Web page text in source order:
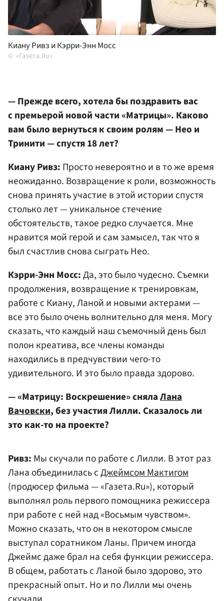
Киану Ривз и Кэрри-Энн Мосс
«Газета.Ru»
— Прежде всего, хотела бы поздравить вас
с премьерой новой части «Матрицы». Каково
вам было вернуться к своим ролям — Нео и
Тринити — спустя 18 лет?
Киану Ривз: Просто невероятно и в то же время
неожиданно. Возвращение к роли, возможность
снова принять участие в этой истории спустя
столько лет — уникальное стечение
обстоятельств, такое редко случается. Мне
нравится мой герой и сам замысел, так что я
был счастлив снова сыграть Нео.
Кэрри-Энн Мосс:Да, это было чудесно. Съемки
продолжения, возвращение к тренировкам,
работе с Киану, Ланой и новыми актерами —
все это было очень волнительно для меня. Могу
сказать, что каждый наш съемочный день был
полон креатива, все члены команды
находились в предчувствии чего-то
удивительного. И это было правда здорово.
— «Матрицу: Воскрешение» снялаЛана
Вачовски, без участия Лилли. Сказалось ли
это как-то на проекте?
Ривз: Мы скучали по работе с Лилли. В этот раз
Лана объединилась сДжеймсом Мактигом
(продюсер фильма — «Газета.Ru»), который
выполнял роль первого помощника режиссера
при работе с ней над «Восьмым чувством».
Можно сказать, что он в некотором смысле
выступал соратником Ланы. Причем иногда
Джеймс даже брал на себя функции режиссера.
В общем, работать с Ланой было здорово, это
прекрасный опыт. Но и по Лилли мы очень